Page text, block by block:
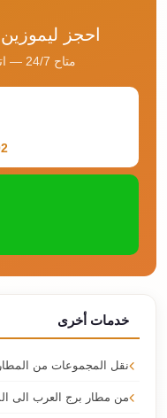
احجز
متاح 24/7 — اتصل أو راسلنا على واتساب
خدمات أخرى
نقل المجموعات من المطار
من مطار برج العرب الى